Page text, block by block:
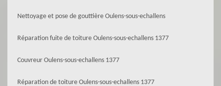
Nettoyage et pose de gouttière Oulens-sous-echallens
Réparation fuite de toiture Oulens-sous-echallens 1377
Couvreur Oulens-sous-echallens 1377
Réparation de toiture Oulens-sous-echallens 1377